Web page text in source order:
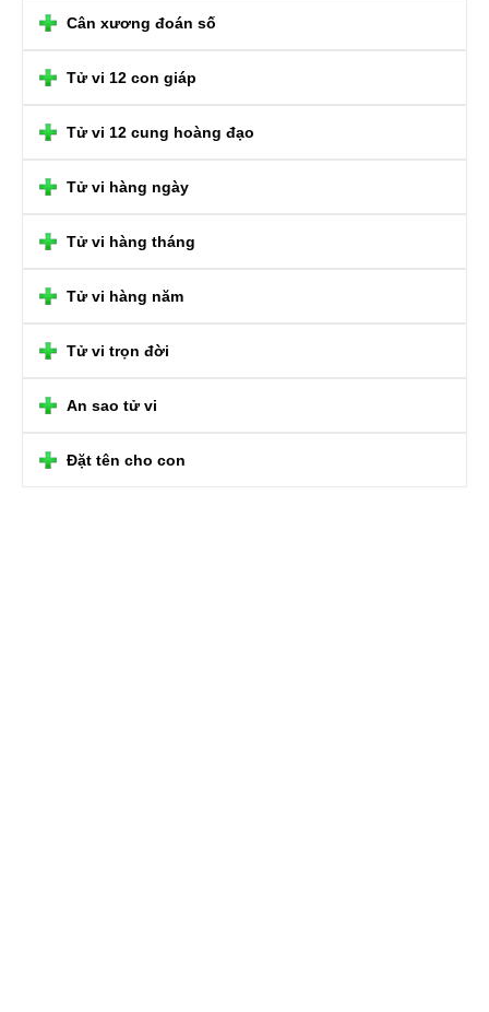
Cân xương đoán số
Tử vi 12 con giáp
Tử vi 12 cung hoàng đạo
Tử vi hàng ngày
Tử vi hàng tháng
Tử vi hàng năm
Tử vi trọn đời
An sao tử vi
Đặt tên cho con